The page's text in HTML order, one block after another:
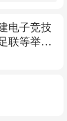
联等举办